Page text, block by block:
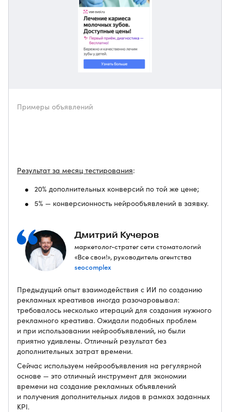
Примеры объявлений
Результат за месяц тестирования:
20% дополнительных конверсий по той же цене;
5% — конверсионность нейрообъявлений в заявку.
Дмитрий Кучеров
маркетолог-стратег сети стоматологий
«Все свои!», руководитель агентства
seocomplex
Предыдущий опыт взаимодействия с ИИ по созданию
рекламных креативов иногда разочаровывал:
требовалось несколько итераций для создания нужного
рекламного креатива. Ожидали подобных проблем
и при использовании нейрообъявлений, но были
приятно удивлены. Отличный результат без
дополнительных затрат времени.
Сейчас используем нейрообъявления на регулярной
основе — это отличный инструмент для экономии
времени на создание рекламных объявлений
и получения дополнительных лидов в рамках заданных
KPI.